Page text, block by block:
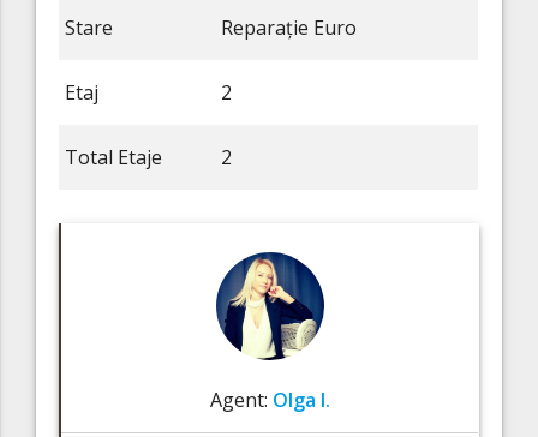
Stare Reparație Euro
Etaj 2
Total Etaje 2
Agent: Olga I.